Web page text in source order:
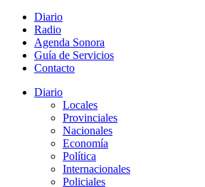
Diario
Radio
Agenda Sonora
Guía de Servicios
Contacto
Diario
Locales
Provinciales
Nacionales
Economía
Política
Internacionales
Policiales